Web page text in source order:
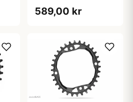
kranksæt
589,00 kr